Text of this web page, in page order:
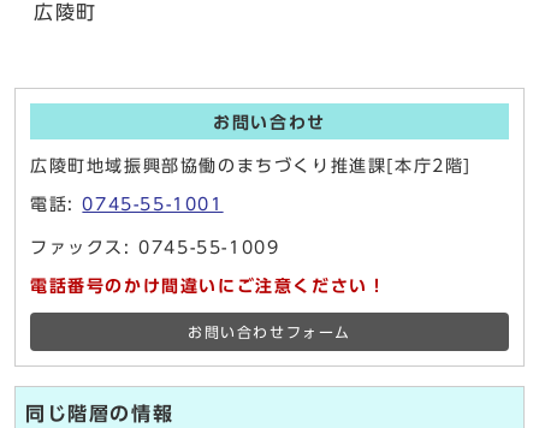
広陵町
お問い合わせ
広陵町地域振興部協働のまちづくり推進課[本庁2階]
電話:0745-55-1001
ファックス: 0745-55-1009
電話番号のかけ間違いにご注意ください！
お問い合わせフォーム
同じ階層の情報